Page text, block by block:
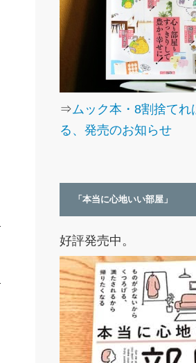
⇒ムック本・8割捨てれ
る、発売のお知らせ
「本当に心地いい部屋」
好評発売中。